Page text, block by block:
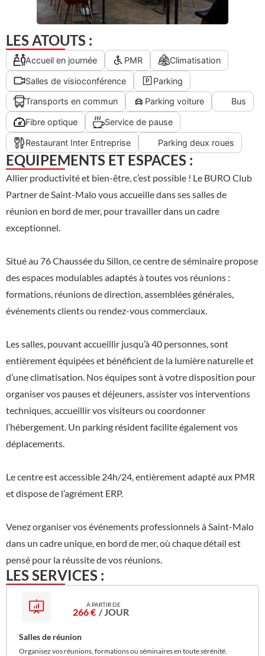
LES ATOUTS :
Accueil en journée PMR Climatisation
Salles de visioconférence Parking
Transports en commun Parking voiture Bus
Fibre optique Service de pause
Restaurant Inter Entreprise Parking deux roues
EQUIPEMENTS ET ESPACES :
Allier productivité et bien-être, c’est possible ! Le BURO Club
Partner de Saint-Malo vous accueille dans ses salles de
réunion en bord de mer, pour travailler dans un cadre
exceptionnel.
Situé au 76 Chaussée du Sillon, ce centre de séminaire propose
des espaces modulables adaptés à toutes vos réunions :
formations, réunions de direction, assemblées générales,
événements clients ou rendez-vous commerciaux.
Les salles, pouvant accueillir jusqu’à 40 personnes, sont
entièrement équipées et bénéficient de la lumière naturelle et
d’une climatisation. Nos équipes sont à votre disposition pour
organiser vos pauses et déjeuners, assister vos interventions
techniques, accueillir vos visiteurs ou coordonner
l’hébergement. Un parking résident facilite également vos
déplacements.
Le centre est accessible 24h/24, entièrement adapté aux PMR
et dispose de l’agrément ERP.
Venez organiser vos événements professionnels à Saint-Malo
dans un cadre unique, en bord de mer, où chaque détail est
pensé pour la réussite de vos réunions.
LES SERVICES :
266 € / JOUR
Salles de réunion
Organisez vos réunions, formations ou séminaires en toute sérénité.